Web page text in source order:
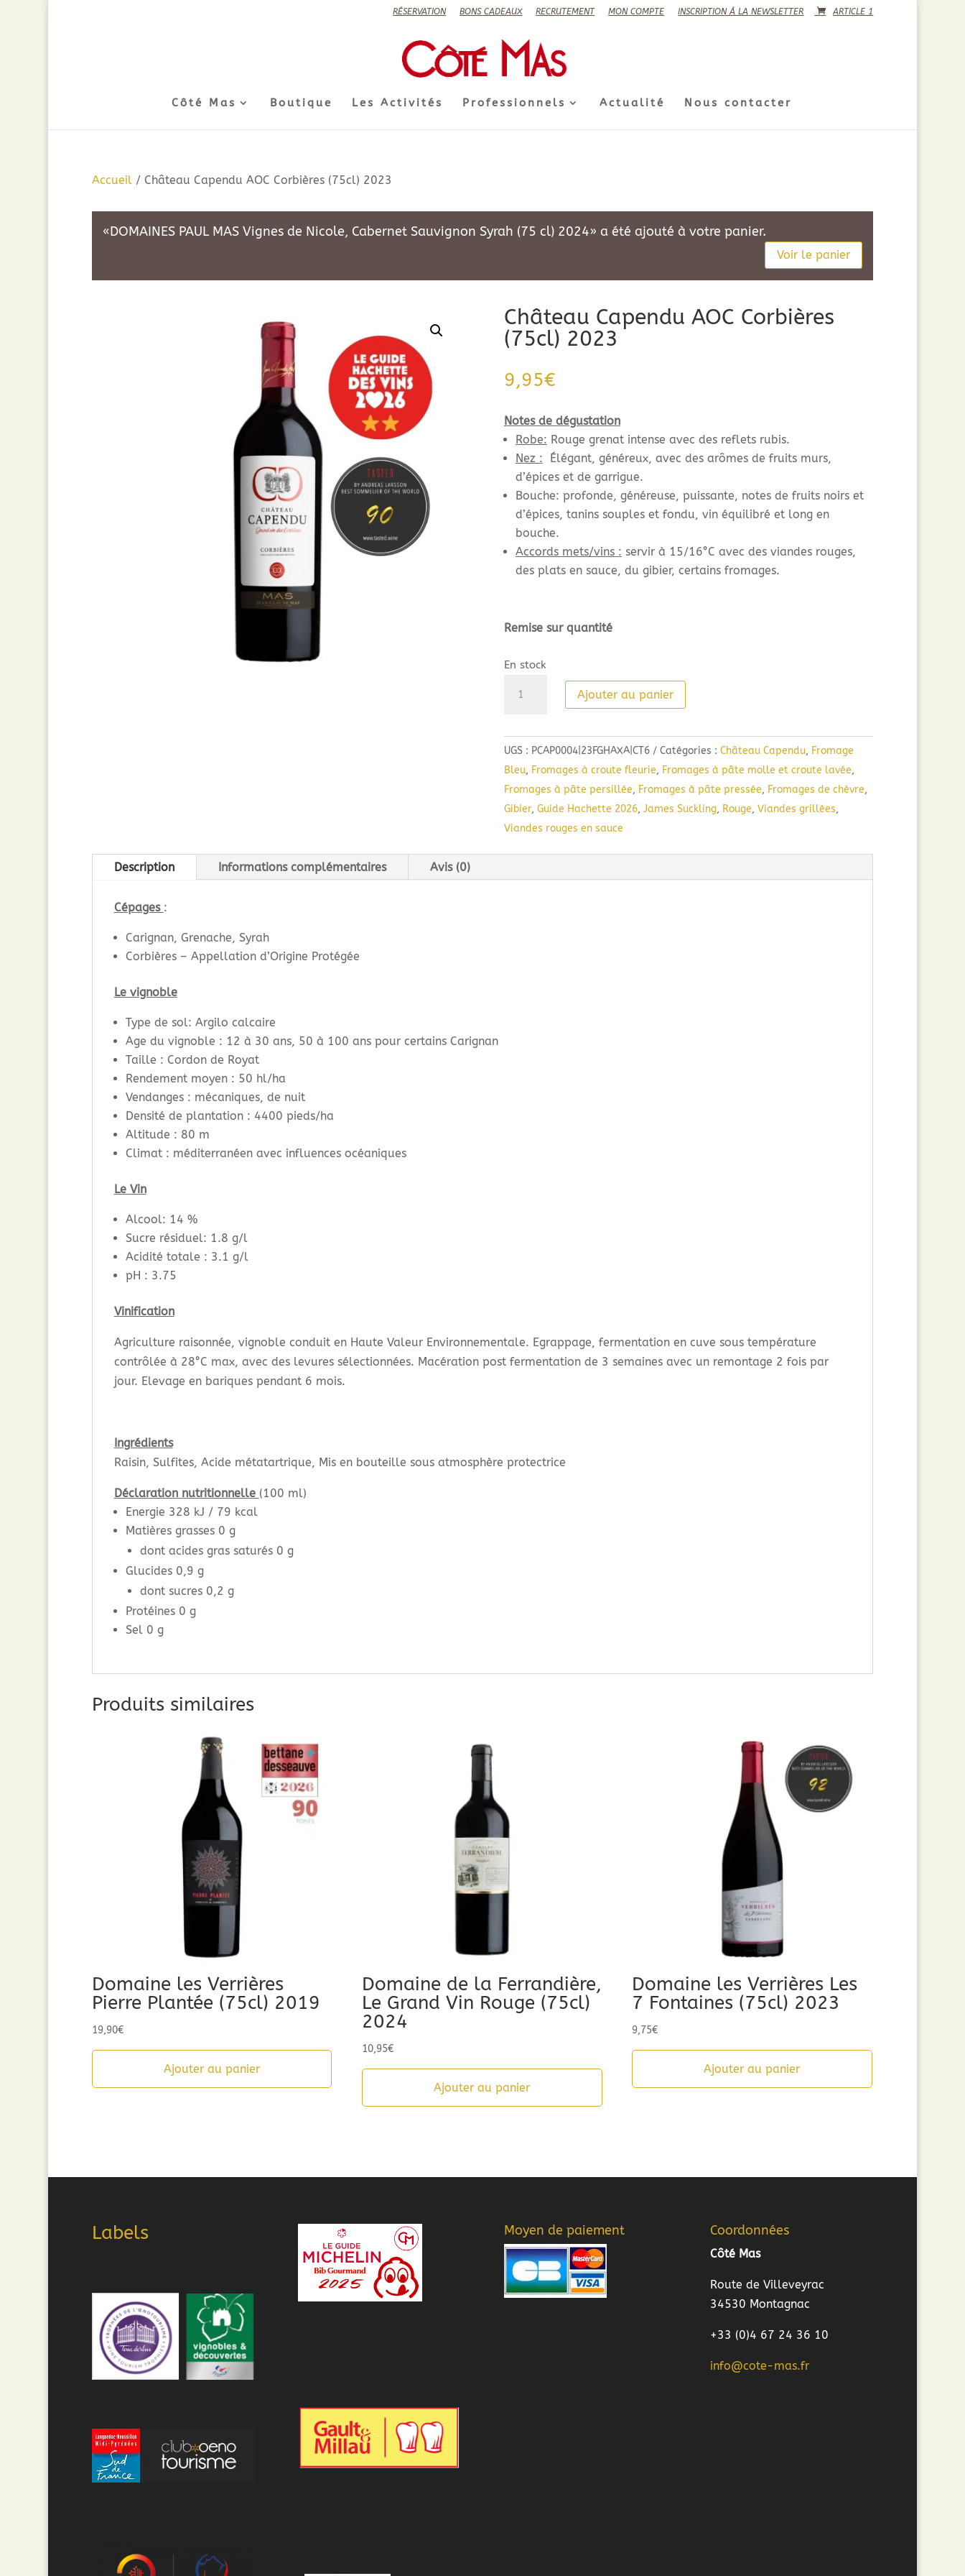
RÉSERVATION BONS CADEAUX RECRUTEMENT MON COMPTE INSCRIPTION À LA NEWSLETTER ARTICLE 1
Côté Mas Boutique Les Activités Professionnels Actualité Nous contacter
Accueil/ Château Capendu AOC Corbières (75cl) 2023
«DOMAINES PAUL MAS Vignes de Nicole, Cabernet Sauvignon Syrah (75 cl) 2024» a été ajouté à votre panier.
Voir le panier
Château Capendu AOC Corbières
(75cl) 2023
9,95€
Notes de dégustation
Robe: Rouge grenat intense avec des reflets rubis.
Nez : Élégant, généreux, avec des arômes de fruits murs,
d’épices et de garrigue.
Bouche: profonde, généreuse, puissante, notes de fruits noirs et
d’épices, tanins souples et fondu, vin équilibré et long en
bouche.
Accords mets/vins : servir à 15/16°C avec des viandes rouges,
des plats en sauce, du gibier, certains fromages.
Remise sur quantité
En stock
Ajouter au panier
UGS : PCAP0004|23FGHAXA|CT6 Catégories : Château Capendu, Fromage
Bleu, Fromages à croute fleurie, Fromages à pâte molle et croute lavée,
Fromages à pâte persillée, Fromages à pâte pressée, Fromages de chèvre,
Gibier, Guide Hachette 2026, James Suckling, Rouge, Viandes grillées,
Viandes rouges en sauce
Description Informations complémentaires Avis (0)
Cépages :
Carignan, Grenache, Syrah
Corbières – Appellation d’Origine Protégée
Le vignoble
Type de sol: Argilo calcaire
Age du vignoble : 12 à 30 ans, 50 à 100 ans pour certains Carignan
Taille : Cordon de Royat
Rendement moyen : 50 hl/ha
Vendanges : mécaniques, de nuit
Densité de plantation : 4400 pieds/ha
Altitude : 80 m
Climat : méditerranéen avec influences océaniques
Le Vin
Alcool: 14 %
Sucre résiduel: 1.8 g/l
Acidité totale : 3.1 g/l
pH : 3.75
Vinification
Agriculture raisonnée, vignoble conduit en Haute Valeur Environnementale. Egrappage, fermentation en cuve sous température
contrôlée à 28°C max, avec des levures sélectionnées. Macération post fermentation de 3 semaines avec un remontage 2 fois par
jour. Elevage en bariques pendant 6 mois.
Ingrédients
Raisin, Sulfites, Acide métatartrique, Mis en bouteille sous atmosphère protectrice
Déclaration nutritionnelle (100 ml)
Energie 328 kJ / 79 kcal
Matières grasses 0 g
dont acides gras saturés 0 g
Glucides 0,9 g
dont sucres 0,2 g
Protéines 0 g
Sel 0 g
Produits similaires
Domaine les Verrières
Pierre Plantée (75cl) 2019
19,90€
Ajouter au panier
Domaine de la Ferrandière,
Le Grand Vin Rouge (75cl)
2024
10,95€
Ajouter au panier
Domaine les Verrières Les
7 Fontaines (75cl) 2023
9,75€
Ajouter au panier
Labels Moyen de paiement Coordonnées
Côté Mas
Route de Villeveyrac
34530 Montagnac
+33 (0)4 67 24 36 10
info@cote-mas.fr